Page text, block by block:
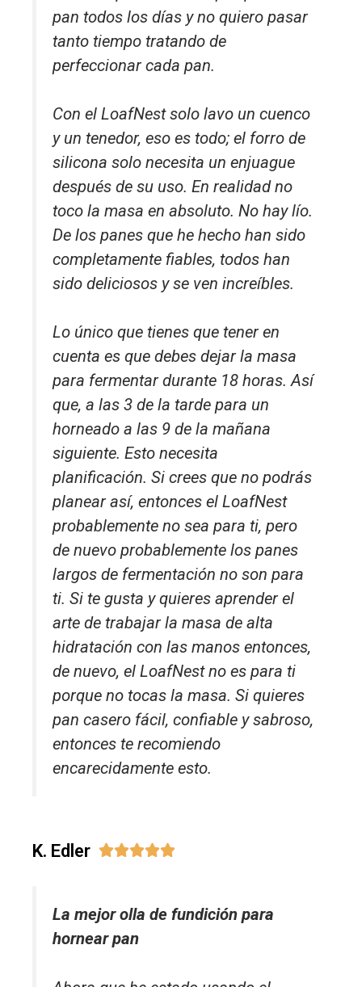
pan todos los días y no quiero pasar
tanto tiempo tratando de
perfeccionar cada pan.
Con el LoafNest solo lavo un cuenco
y un tenedor, eso es todo; el forro de
silicona solo necesita un enjuague
después de su uso. En realidad no
toco la masa en absoluto. No hay lío.
De los panes que he hecho han sido
completamente fiables, todos han
sido deliciosos y se ven increíbles.
Lo único que tienes que tener en
cuenta es que debes dejar la masa
para fermentar durante 18 horas. Así
que, a las 3 de la tarde para un
horneado a las 9 de la mañana
siguiente. Esto necesita
planificación. Si crees que no podrás
planear así, entonces el LoafNest
probablemente no sea para ti, pero
de nuevo probablemente los panes
largos de fermentación no son para
ti. Si te gusta y quieres aprender el
arte de trabajar la masa de alta
hidratación con las manos entonces,
de nuevo, el LoafNest no es para ti
porque no tocas la masa. Si quieres
pan casero fácil, confiable y sabroso,
entonces te recomiendo
encarecidamente esto.
K. Edler 
La mejor olla de fundición para
hornear pan